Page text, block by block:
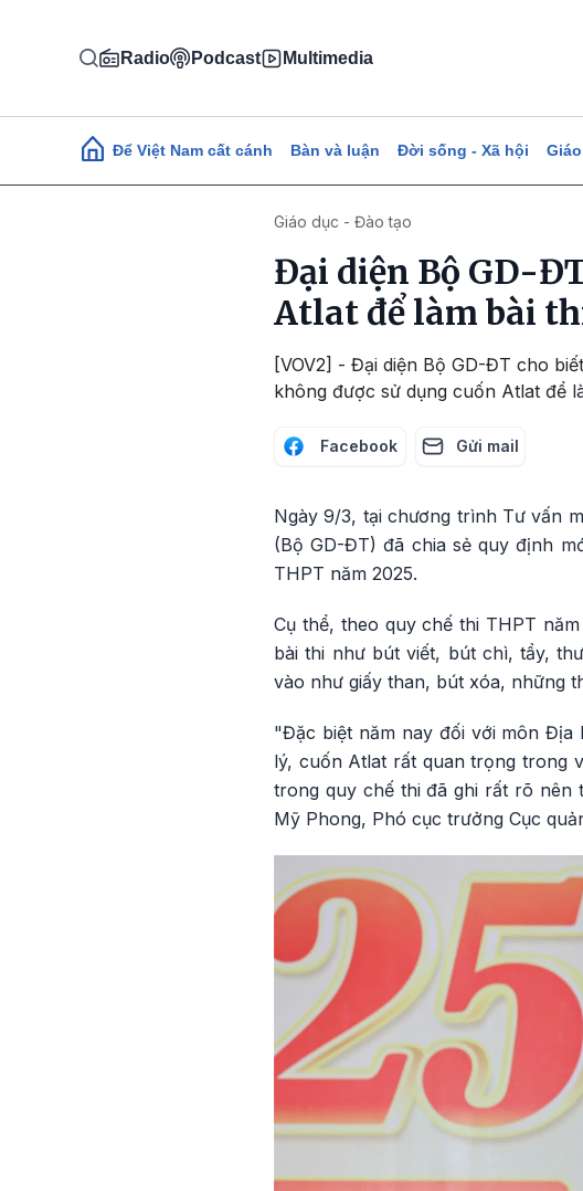
Radio Podcast Multimedia
Main navigation
Để Việt Nam cất cánh Bàn và luận Đời sống - Xã hội
Giáo dục - Đào tạo
Đại diện Bộ GD-
Atlat để làm bài
[VOV2] - Đại diện Bộ GD-ĐT cho
không được sử dụng cuốn Atlat để
Facebook Gửi mail
Ngày 9/3, tại chương trình Tư vấn
(Bộ GD-ĐT) đã chia sẻ quy định
THPT năm 2025.
Cụ thể, theo quy chế thi THPT
bài thi như bút viết, bút chì, tẩy,
vào như giấy than, bút xóa, những
"Đặc biệt năm nay đối với môn
lý, cuốn Atlat rất quan trọng trong
trong quy chế thi đã ghi rất rõ nên
Mỹ Phong, Phó cục trưởng Cục